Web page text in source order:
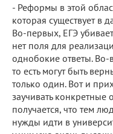
- Реформы в этой
которая существует в
Во-первых, ЕГЭ
нет поля для
однобокие ответы. Во-
то есть могут быть
только один. Вот и
заучивать
получается, что тем
нужды идти в